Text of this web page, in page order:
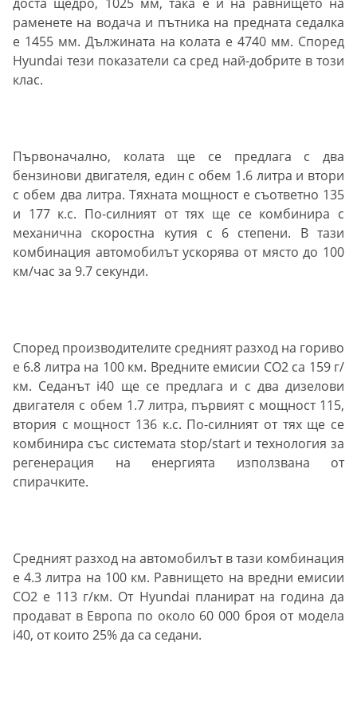
раменете на водача и пътника на предната седалка
е 1455 мм. Дължината на колата е 4740 мм. Според
Hyundai тези показатели са сред най-добрите в този
клас.
Първоначално, колата ще се предлага с два
бензинови двигателя, един с обем 1.6 литра и втори
с обем два литра. Тяхната мощност е съответно 135
и 177 к.с. По-силният от тях ще се комбинира с
механична скоростна кутия с 6 степени. В тази
комбинация автомобилът ускорява от място до 100
км/час за 9.7 секунди.
Според производителите средният разход на гориво
е 6.8 литра на 100 км. Вредните емисии СО2 са 159 г/
км. Седанът i40 ще се предлага и с два дизелови
двигателя с обем 1.7 литра, първият с мощност 115,
втория с мощност 136 к.с. По-силният от тях ще се
комбинира със системата stop/start и технология за
регенерация на енергията използвана от
спирачките.
Средният разход на автомобилът в тази комбинация
е 4.3 литра на 100 км. Равнището на вредни емисии
СО2 е 113 г/км. От Hyundai планират на година да
продават в Европа по около 60 000 броя от модела
i40, от които 25% да са седани.